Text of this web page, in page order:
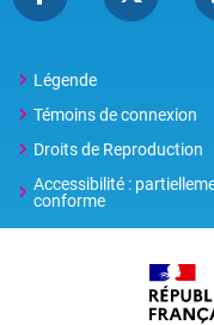
Légende
Témoins de connexion
Droits de Reproduction
Accessibilité :
conforme